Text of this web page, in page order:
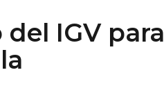
IGV para